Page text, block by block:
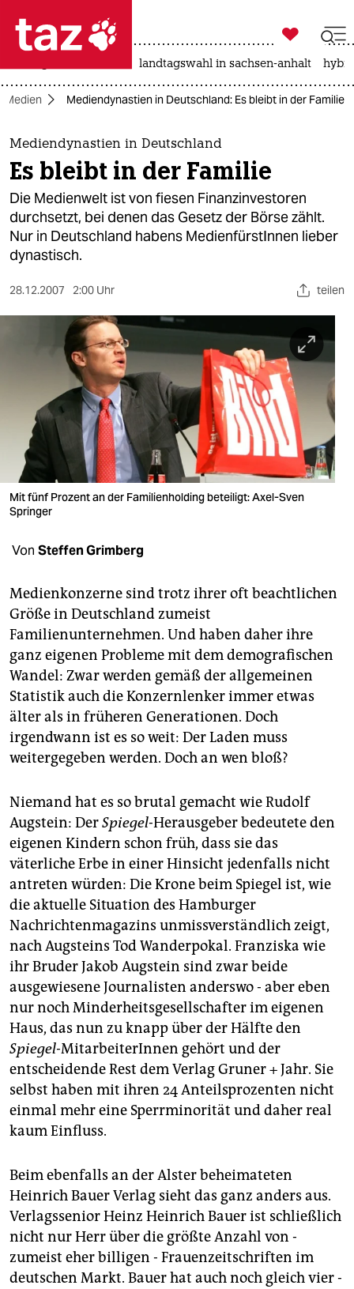
 taz zahl ich
taz zahl ich
themen
politik
öko
gesellschaft
kultur
sport
berlin
wahrheit
verlag
verlag
shop
fragen & hilfe
unterstützen
abo
genossenschaft
epaper login

taz zahl ich
landtagswahl in sachsen-anhalt
Medien Mediendynastien in Deutschland: Es bleibt in der Familie
Mediendynastien in Deutschland
Es bleibt in der Familie
Die Medienwelt ist von fiesen Finanzinvestoren
durchsetzt, bei denen das Gesetz der Börse zählt.
Nur in Deutschland habens MedienfürstInnen lieber
dynastisch.
28.12.2007 2:00 Uhr teilen
Mit fünf Prozent an der Familienholding beteiligt: Axel-Sven
Springer
Von Steffen Grimberg
Medienkonzerne sind trotz ihrer oft beachtlichen
Größe in Deutschland zumeist
Familienunternehmen. Und haben daher ihre
ganz eigenen Probleme mit dem demografischen
Wandel: Zwar werden gemäß der allgemeinen
Statistik auch die Konzernlenker immer etwas
älter als in früheren Generationen. Doch
irgendwann ist es so weit: Der Laden muss
weitergegeben werden. Doch an wen bloß?
Niemand hat es so brutal gemacht wie Rudolf
Augstein: DerSpiegel-Herausgeber bedeutete den
eigenen Kindern schon früh, dass sie das
väterliche Erbe in einer Hinsicht jedenfalls nicht
antreten würden: Die Krone beim Spiegel ist, wie
die aktuelle Situation des Hamburger
Nachrichtenmagazins unmissverständlich zeigt,
nach Augsteins Tod Wanderpokal. Franziska wie
ihr Bruder Jakob Augstein sind zwar beide
ausgewiesene Journalisten anderswo - aber eben
nur noch Minderheitsgesellschafter im eigenen
Haus, das nun zu knapp über der Hälfte den
Spiegel-MitarbeiterInnen gehört und der
entscheidende Rest dem Verlag Gruner + Jahr. Sie
selbst haben mit ihren 24 Anteilsprozenten nicht
einmal mehr eine Sperrminorität und daher real
kaum Einfluss.
Beim ebenfalls an der Alster beheimateten
Heinrich Bauer Verlag sieht das ganz anders aus.
Verlagssenior Heinz Heinrich Bauer ist schließlich
nicht nur Herr über die größte Anzahl von -
zumeist eher billigen - Frauenzeitschriften im
deutschen Markt. Bauer hat auch noch gleich vier -